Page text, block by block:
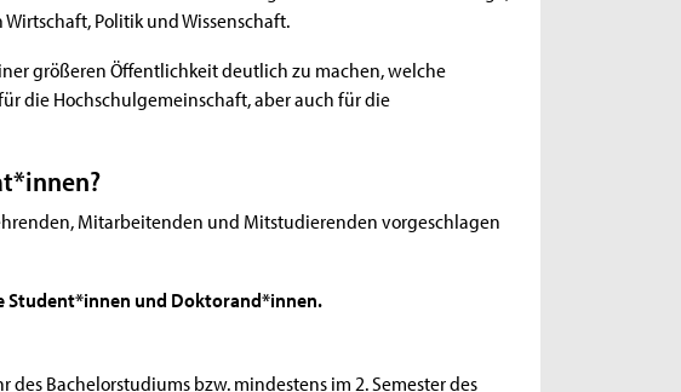
Politik und Wissenschaft.
größeren Öffentlichkeit deutlich zu machen, welche
die Hochschulgemeinschaft, aber auch für die
Mitarbeitenden und Mitstudierenden vorgeschlagen
und Doktorand*innen.
Bachelorstudiums bzw. mindestens im 2. Semester des